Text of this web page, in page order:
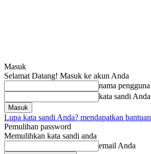
Masuk
Selamat Datang! Masuk ke akun Anda
nama pengguna
kata sandi Anda
Lupa kata sandi Anda? mendapatkan bantuan
Pemulihan password
Memulihkan kata sandi anda
email Anda